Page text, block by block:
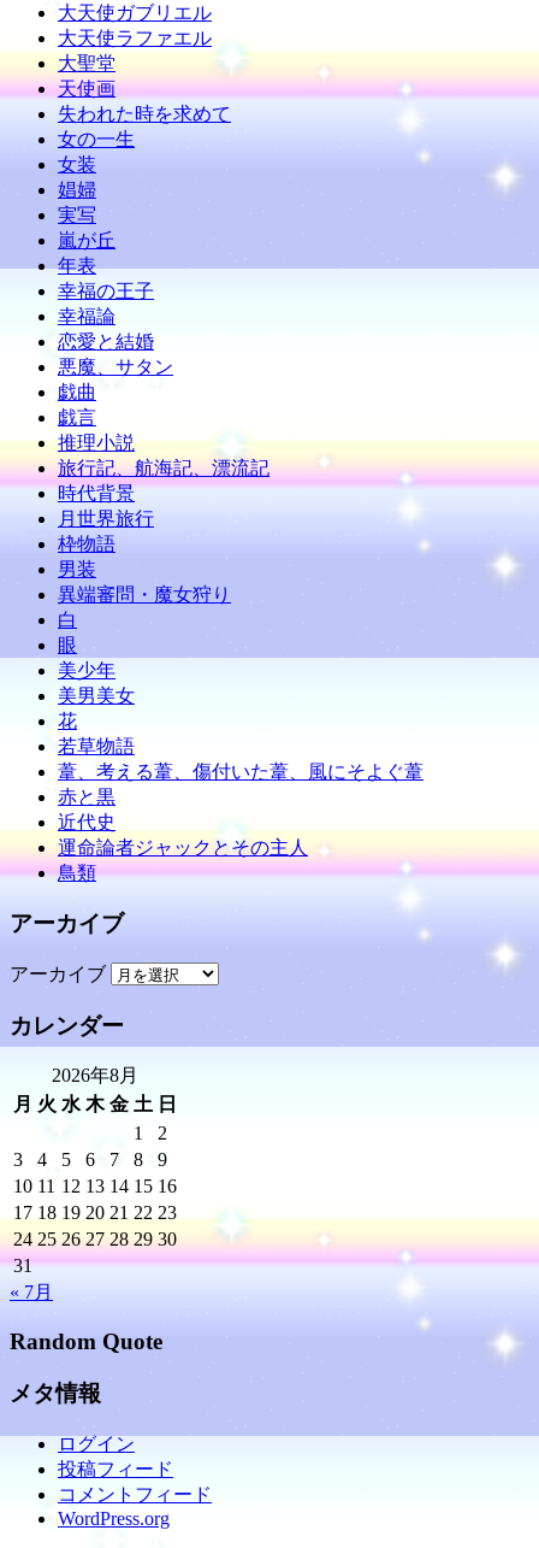
大天使ガブリエル
大天使ラファエル
大聖堂
天使画
失われた時を求めて
女の一生
女装
娼婦
実写
嵐が丘
年表
幸福の王子
幸福論
恋愛と結婚
悪魔、サタン
戯曲
戯言
推理小説
旅行記、航海記、漂流記
時代背景
月世界旅行
枠物語
男装
異端審問・魔女狩り
白
眼
美少年
美男美女
花
若草物語
葦、考える葦、傷付いた葦、風にそよぐ葦
赤と黒
近代史
運命論者ジャックとその主人
鳥類
アーカイブ
アーカイブ
カレンダー
2026年8月
月 火 水 木 金 土 日
1
2
3
4 5 6 7 8
9
10 11 12 13 14 15 16
17 18 19 20 21 22 23
24 25 26 27 28 29 30
31
« 7月
Random Quote
メタ情報
ログイン
投稿フィード
コメントフィード
WordPress.org